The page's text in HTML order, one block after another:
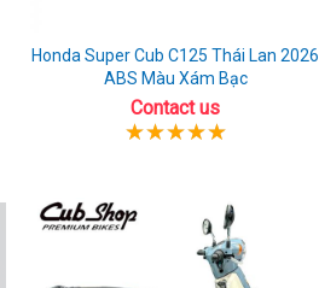
Honda Super Cub C125 Thái Lan 2026
ABS Màu Xám Bạc
Contact us